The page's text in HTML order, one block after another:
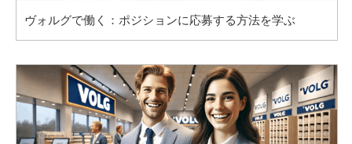
ヴォルグで働く：ポジションに応募する方法を学ぶ